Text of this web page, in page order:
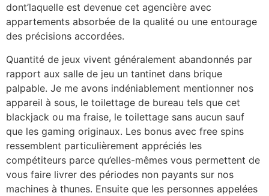
dont’laquelle est devenue cet agencière avec
appartements absorbée de la qualité ou une entourage
des précisions accordées.
Quantité de jeux vivent généralement abandonnés par
rapport aux salle de jeu un tantinet dans brique
palpable. Je me avons indéniablement mentionner nos
appareil à sous, le toilettage de bureau tels que cet
blackjack ou ma fraise, le toilettage sans aucun sauf
que les gaming originaux. Les bonus avec free spins
ressemblent particulièrement appréciés les
compétiteurs parce qu’elles-mêmes vous permettent de
vous faire livrer des périodes non payants sur nos
machines à thunes. Ensuite que les personnes appelées